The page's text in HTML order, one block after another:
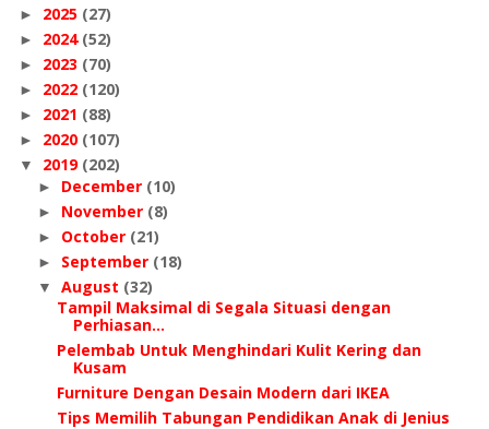
► 2025 (27)
► 2024 (52)
► 2023 (70)
► 2022 (120)
► 2021 (88)
► 2020 (107)
▼ 2019 (202)
► December (10)
► November (8)
► October (21)
► September (18)
▼ August (32)
Tampil Maksimal di Segala Situasi dengan
Perhiasan...
Pelembab Untuk Menghindari Kulit Kering dan
Kusam
Furniture Dengan Desain Modern dari IKEA
Tips Memilih Tabungan Pendidikan Anak di Jenius